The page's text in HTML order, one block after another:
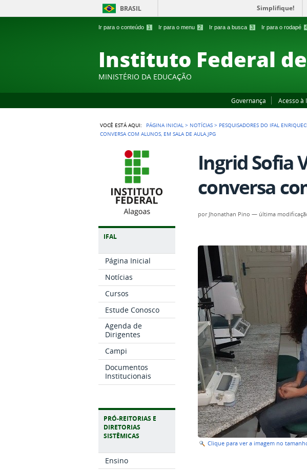
Ir para o conteúdo 1 Ir para o menu 2 Ir para a busca 3 Ir para o rodapé
BRASIL Simplifique!
Instituto Federal
MINISTÉRIO DA EDUCAÇÃO
Governança Acesso à
VOCÊ ESTÁ AQUI: PÁGINA INICIAL > NOTÍCIAS > PESQUISADORES DO IFAL
CONVERSA COM ALUNOS, EM SALA DE AULA.JPG
IFAL
Página Inicial
Notícias
Cursos
Estude Conosco
Agenda de
Dirigentes
Campi
Documentos
Institucionais
PRÓ-REITORIAS E
DIRETORIAS
SISTÊMICAS
Ensino
Ingrid Sofia
conversa
por Jhonathan Pino — última
Clique para ver a imagem no